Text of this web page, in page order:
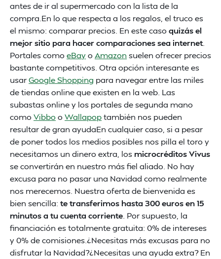
antes de ir al supermercado con la lista de la
compra.En lo que respecta a los regalos, el truco es
el mismo: comparar precios. En este caso quizás el
mejor sitio para hacer comparaciones sea internet.
Portales como eBayo Amazon suelen ofrecer precios
bastante competitivos. Otra opción interesante es
usarGoogle Shopping para navegar entre las miles
de tiendas online que existen en la web. Las
subastas online y los portales de segunda mano
como Vibbo o Wallapoptambién nos pueden
resultar de gran ayudaEn cualquier caso, si a pesar
de poner todos los medios posibles nos pilla el toro y
necesitamos un dinero extra, los microcréditos Vivus
se convertirán en nuestro más fiel aliado. No hay
excusa para no pasar una Navidad como realmente
nos merecemos. Nuestra oferta de bienvenida es
bien sencilla: te transferimos hasta 300 euros en 15
minutos a tu cuenta corriente . Por supuesto, la
financiación es totalmente gratuita: 0% de intereses
y 0% de comisiones.¿Necesitas más excusas para no
disfrutar la Navidad?¿Necesitas una ayuda extra? En